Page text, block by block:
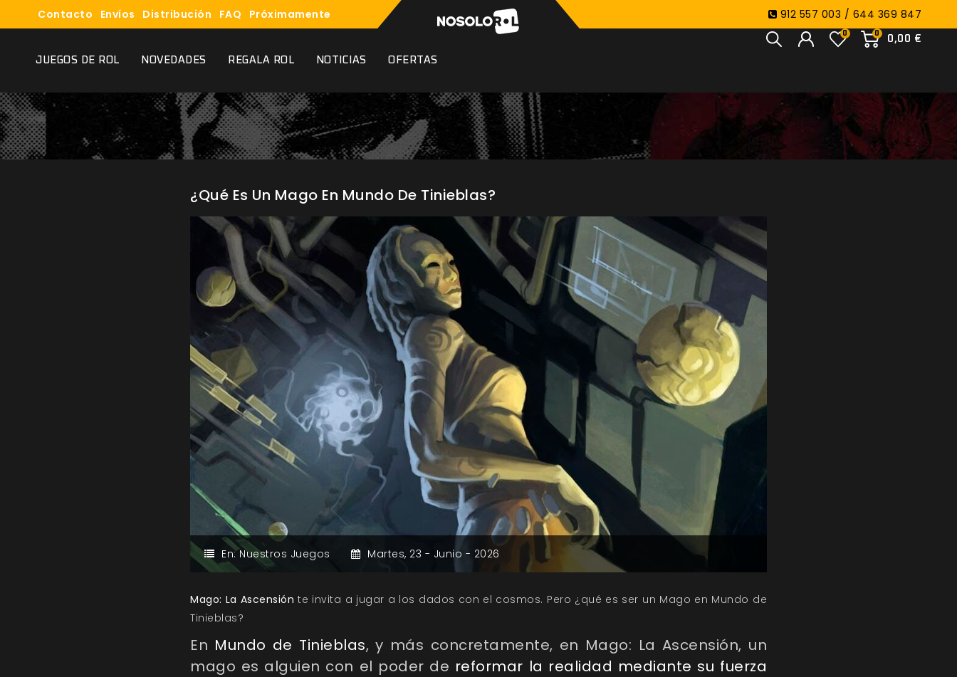
Contacto Envíos Distribución FAQ Próximamente 912 557 003 / 644 369 847
0
0,00 €
0
JUEGOS DE ROL NOVEDADES REGALA ROL NOTICIAS OFERTAS
¿Qué Es Un Mago En Mundo De Tinieblas?
En:Nuestros Juegos Martes, 23 - Junio - 2026
Mago: La Ascensión te invita a jugar a los dados con el cosmos. Pero ¿qué es ser un Mago en Mundo de
Tinieblas?
En Mundo de Tinieblas, y más concretamente, en Mago: La Ascensión, un
mago es alguien con el poder de reformar la realidad mediante su fuerza